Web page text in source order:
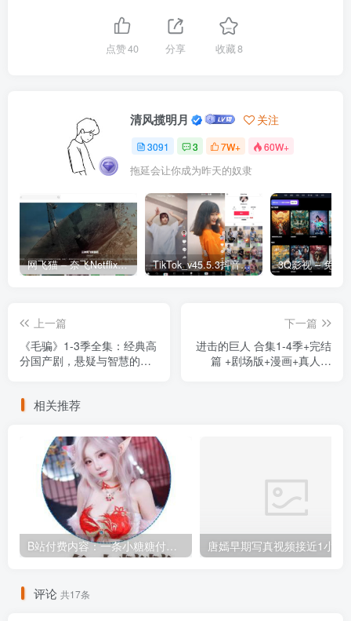
点赞40 分享 收藏8
清风揽明月 关注
3091 3 7W+ 60W+
拖延会让你成为昨天的奴隶
网飞猫 – 奈飞Netflix免费看 TikTok_v45.5.3抖音国际版_免拔卡解锁全球版
上一篇
《毛骗》1-3季全集：经典高
分国产剧，悬疑与智慧的完
下一篇
进击的巨人 合集1-4季+完结
篇 +剧场版+漫画+真人版
相关推荐
B站付费内容：一条小糖糖付费内容，舰长礼包及热.舞助眠合集
评论 共17条